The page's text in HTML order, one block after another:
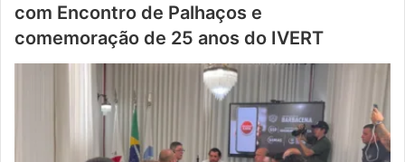
com Encontro de Palhaços e
comemoração de 25 anos do IVERT